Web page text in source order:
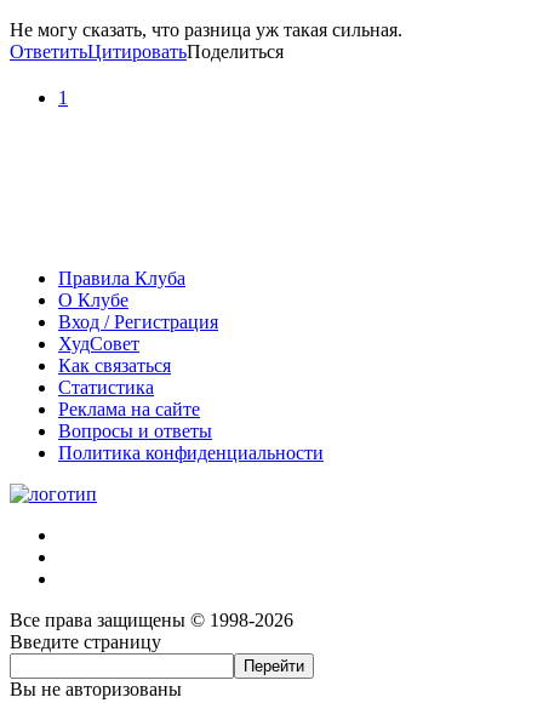
Не могу сказать, что разница уж такая сильная.
ОтветитьЦитироватьПоделиться
1
Правила Клуба
О Клубе
Вход / Регистрация
ХудСовет
Как связаться
Статистика
Реклама на сайте
Вопросы и ответы
Политика конфиденциальности
Все права защищены © 1998-2026
Введите страницу
Вы не авторизованы